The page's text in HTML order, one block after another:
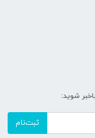
شوید:
ثبت‌نام